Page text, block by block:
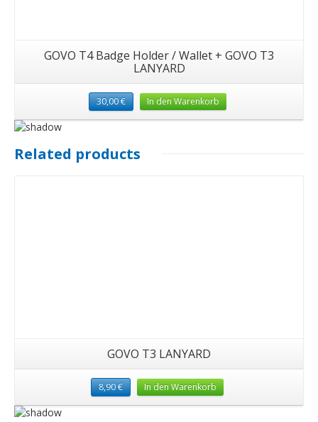
GOVO T4 Badge Holder / Wallet + GOVO T3
LANYARD
30,00€ In den Warenkorb
Related products
GOVO T3 LANYARD
8,90€ In den Warenkorb